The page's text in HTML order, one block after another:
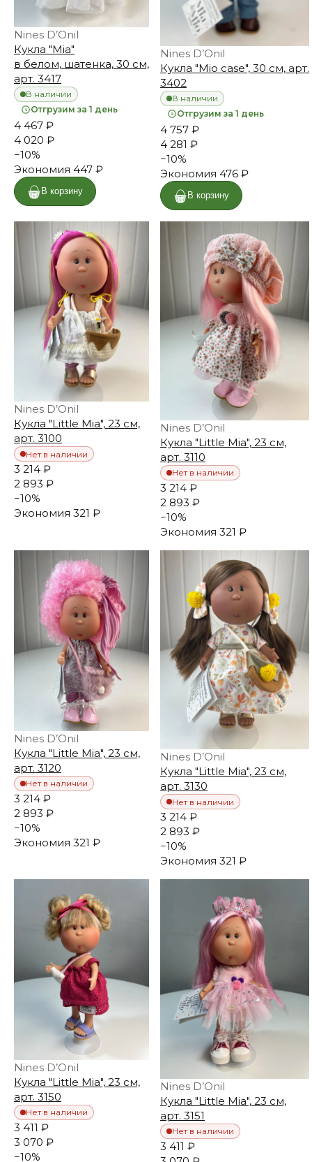
Nines D’Onil
Кукла "Mia"
в белом, шатенка, 30 см,
арт. 3417
В наличии
Отгрузим за 1 день
4 467 ₽
4 020 ₽
−10%
Экономия 447 ₽
В корзину
Nines D’Onil
Кукла "Mio case", 30 см, арт.
3402
В наличии
Отгрузим за 1 день
4 757 ₽
4 281 ₽
−10%
Экономия 476 ₽
В корзину
Nines D’Onil
Кукла "Little Mia", 23 см,
арт. 3100
Нет в наличии
3 214 ₽
2 893 ₽
−10%
Экономия 321 ₽
Nines D’Onil
Кукла "Little Mia", 23 см,
арт. 3110
Нет в наличии
3 214 ₽
2 893 ₽
−10%
Экономия 321 ₽
Nines D’Onil
Кукла "Little Mia", 23 см,
арт. 3120
Нет в наличии
3 214 ₽
2 893 ₽
−10%
Экономия 321 ₽
Nines D’Onil
Кукла "Little Mia", 23 см,
арт. 3130
Нет в наличии
3 214 ₽
2 893 ₽
−10%
Экономия 321 ₽
Nines D’Onil
Кукла "Little Mia", 23 см,
арт. 3150
Нет в наличии
3 411 ₽
3 070 ₽
−10%
Nines D’Onil
Кукла "Little Mia", 23 см,
арт. 3151
Нет в наличии
3 411 ₽